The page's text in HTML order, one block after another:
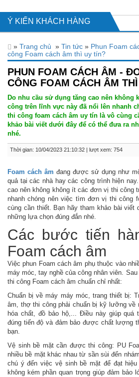
Ý KIẾN KHÁCH HÀNG
» Trang chủ » Tin tức » Phun Foam
công Foam cách âm thì uy tín?
PHUN FOAM CÁCH ÂM -
CÔNG FOAM CÁCH ÂM
Do nhu cầu sử dụng tăng cao nên không
công trên lĩnh vực này đã nổi lên nhanh
thi công foam cách âm uy tín là vô cùng
khảo bài viết dưới đây để có thể đưa ra
nhé.
Thời gian: 10/04/2023 21:10:32 | lượt xem: 754
Foam cách âm đang được sử dụng như
quả tại các nhà hay các công trình hiện
cao nên không không ít các đơn vị thi công
nhanh chóng nên việc tìm đơn vị thi công
cùng cần thiết. Bạn hãy tham khảo bài
những lựa chọn đúng đắn nhé.
Các bước tiến
Foam cách âm
Việc phun Foam cách âm phụ thuộc vào
máy móc, tay nghề của công nhân viên.
thi công Foam cách âm chuẩn chỉ nhất:
Chuẩn bị về máy máy móc, trang thiết bị:
âm, thợ thi công phải chuẩn bị kỹ lưỡng về
hóa chất, đồ bảo hộ,... Điều này giúp quá
đúng tiến độ và đảm bảo được chất lượng
bạn.
Vệ sinh bề mặt cần được thi công: PU
nhiều bề mặt khác nhau từ sần sùi đến
chú ý đến việc vệ sinh bề mặt để đạt
không kém phần quan trọng giúp đảm bảo